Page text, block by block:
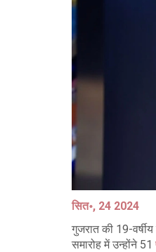
सित॰, 24 2024
गुजरात की 19-
समारोह में उन्होंने 51